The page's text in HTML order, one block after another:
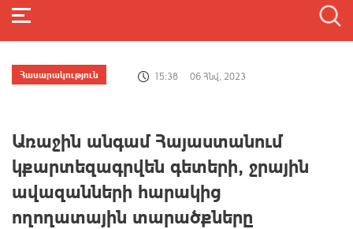
Հասարակություն 15:38 06 Հնվ, 2023
Առաջին անգամ Հայաստանում
կքարտեզագրվեն գետերի, ջրային
ավազանների հարակից
ողողատային տարածքները